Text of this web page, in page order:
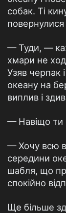
собак. Ті
— Туди, —
хмари не
Узяв черпак
океану на
виплив і
— Навіщо ти
— Хочу всю
середини
шабля, що
спокійно
Ще більше